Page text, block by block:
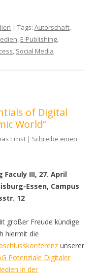
| Tags: Autorschaft,
, E-Publishing,
, Social Media
of Digital
World”
Ernst | Schreibe einen
Faculy III, 27. April
Essen, Campus
12
großer Freude kündige
hiermit die
unserer
Potenziale Digitaler
in der